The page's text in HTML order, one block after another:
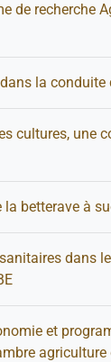
de recherche
la
cultures, une
betterave à
dans
et
agriculture